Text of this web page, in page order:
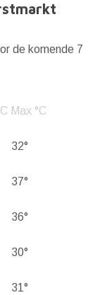
de komende 7
Max °C
32°
37°
36°
30°
31°